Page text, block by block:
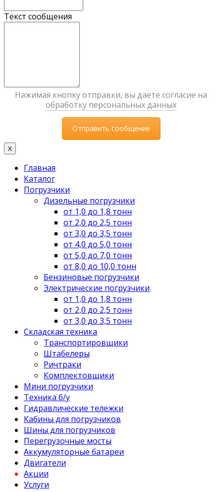
Текст сообщения
Нажимая кнопку отправки, вы даете согласие на
обработку персональных данных
X
Главная
Каталог
Погрузчики
Дизельные погрузчики
от 1,0 до 1,8 тонн
от 2,0 до 2,5 тонн
от 3,0 до 3,5 тонн
от 4,0 до 5,0 тонн
от 5,0 до 7,0 тонн
от 8,0 до 10,0 тонн
Бензиновые погрузчики
Электрические погрузчики
от 1,0 до 1,8 тонн
от 2,0 до 2,5 тонн
от 3,0 до 3,5 тонн
Складская техника
Транспортировщики
Штабелеры
Ричтраки
Комплектовщики
Мини погрузчики
Техника б/у
Гидравлические тележки
Кабины для погрузчиков
Шины для погрузчиков
Перегрузочные мосты
Аккумуляторные батареи
Двигатели
Акции
Услуги